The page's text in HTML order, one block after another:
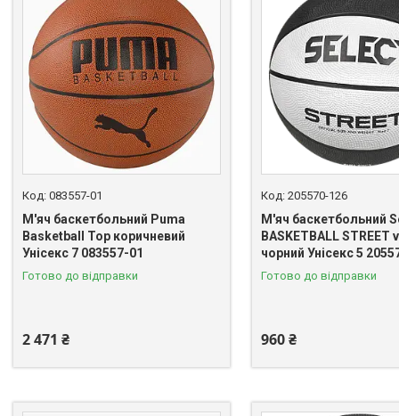
083557-01
М'яч баскетбольний Puma
Basketball Top коричневий
Унісекс 7 083557-01
Готово до відправки
2 471 ₴
205570-126
М'яч баскетбольний
BASKETBALL STREET
чорний Унісекс 5
Готово до відправки
960 ₴